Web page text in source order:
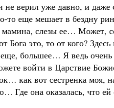
верил уже давно, и даже
еще мешает в бездну
слезы ее… Может,
Бога это, то от кого?
еще, большее… Я ведь
войти в Царствие
как вот сестренка
она оказалась, что ей